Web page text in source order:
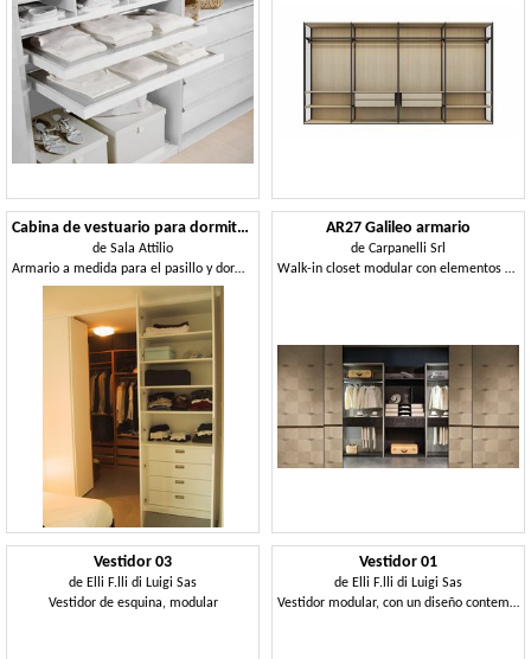
Cabina de vestuario para dormitorio y pasillo
de Sala Attilio
Armario a medida para el pasillo y dormitorio
AR27 Galileo armario
de Carpanelli Srl
Walk-in closet modular con elementos de vidrio
Vestidor 03
de Elli F.lli di Luigi Sas
Vestidor de esquina, modular
Vestidor 01
de Elli F.lli di Luigi Sas
Vestidor modular, con un diseño contemporáneo.